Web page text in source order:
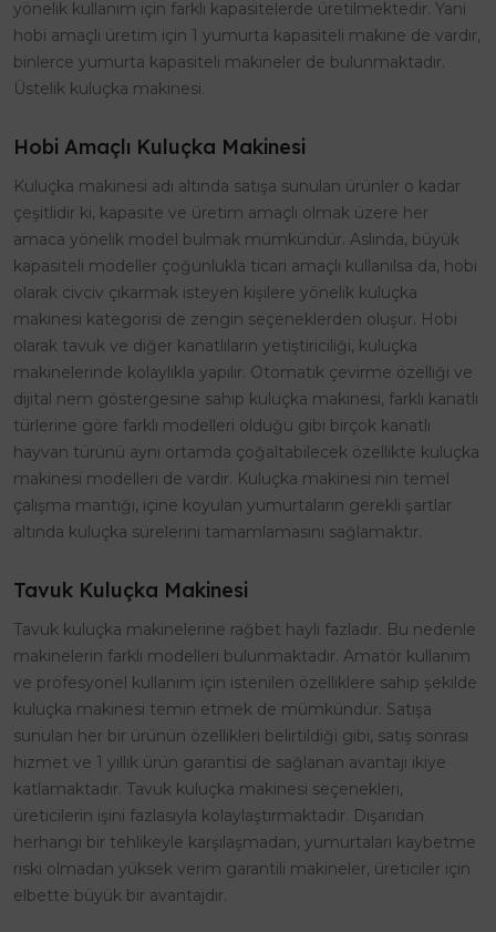
yönelik kullanım için farklı kapasitelerde üretilmektedir. Yani
hobi amaçlı üretim için 1 yumurta kapasiteli makine de vardır,
binlerce yumurta kapasiteli makineler de bulunmaktadır.
Üstelik kuluçka makinesi.
Hobi Amaçlı Kuluçka Makinesi
Kuluçka makinesi adı altında satışa sunulan ürünler o kadar
çeşitlidir ki, kapasite ve üretim amaçlı olmak üzere her
amaca yönelik model bulmak mümkündür. Aslında, büyük
kapasiteli modeller çoğunlukla ticari amaçlı kullanılsa da, hobi
olarak civciv çıkarmak isteyen kişilere yönelik kuluçka
makinesi kategorisi de zengin seçeneklerden oluşur. Hobi
olarak tavuk ve diğer kanatlıların yetiştiriciliği, kuluçka
makinelerinde kolaylıkla yapılır. Otomatik çevirme özelliği ve
dijital nem göstergesine sahip kuluçka makinesi, farklı kanatlı
türlerine göre farklı modelleri olduğu gibi birçok kanatlı
hayvan türünü aynı ortamda çoğaltabilecek özellikte kuluçka
makinesi modelleri de vardır. Kuluçka makinesi nin temel
çalışma mantığı, içine koyulan yumurtaların gerekli şartlar
altında kuluçka sürelerini tamamlamasını sağlamaktır.
Tavuk Kuluçka Makinesi
Tavuk kuluçka makinelerine rağbet hayli fazladır. Bu nedenle
makinelerin farklı modelleri bulunmaktadır. Amatör kullanım
ve profesyonel kullanım için istenilen özelliklere sahip şekilde
kuluçka makinesi temin etmek de mümkündür. Satışa
sunulan her bir ürünün özellikleri belirtildiği gibi, satış sonrası
hizmet ve 1 yıllık ürün garantisi de sağlanan avantajı ikiye
katlamaktadır. Tavuk kuluçka makinesi seçenekleri,
üreticilerin işini fazlasıyla kolaylaştırmaktadır. Dışarıdan
herhangi bir tehlikeyle karşılaşmadan, yumurtaları kaybetme
riski olmadan yüksek verim garantili makineler, üreticiler için
elbette büyük bir avantajdır.